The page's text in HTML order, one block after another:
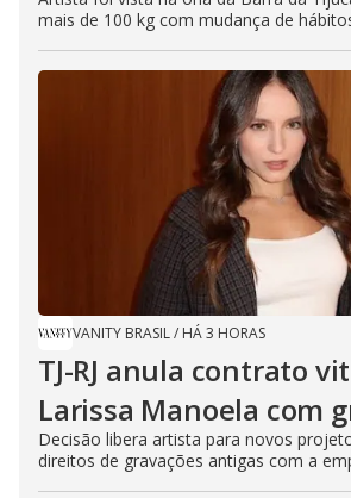
mais de 100 kg com mudança de
VANITY BRASIL/ HÁ 3 HORAS
TJ-RJ anula contrato
Larissa Manoela com
Decisão libera artista para novos
direitos de gravações antigas com a